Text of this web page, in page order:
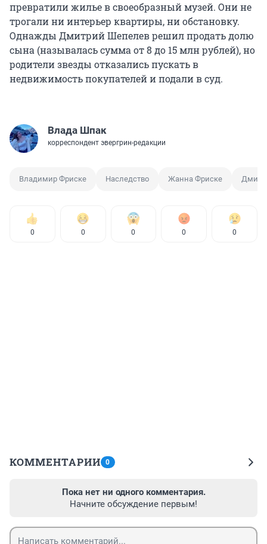
превратили жилье в своеобразный музей. Они не
трогали ни интерьер квартиры, ни обстановку.
Однажды Дмитрий Шепелев решил продать долю
сына (называлась сумма от 8 до 15 млн рублей), но
родители звезды отказались пускать в
недвижимость покупателей и подали в суд.
Влада Шпак
корреспондент эвергрин-редакции
Владимир Фриске Наследство Жанна Фриске
0 0 0 0 0
КОММЕНТАРИИ 0
Пока нет ни одного комментария.
Начните обсуждение первым!